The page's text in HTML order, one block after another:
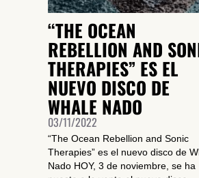
“THE OCEAN
REBELLION AND
THERAPIES” ES EL
NUEVO DISCO DE
WHALE NADO
03/11/2022
“The Ocean Rebellion and Sonic
Therapies” es el nuevo disco de
Nado HOY, 3 de noviembre, se ha